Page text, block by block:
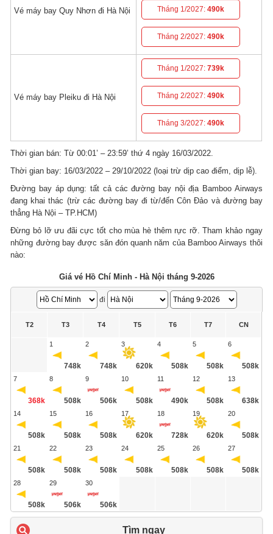
Vé máy bay Quy Nhơn đi Hà Nội Tháng 1/2027:490k
Tháng 2/2027:490k
Vé máy bay Pleiku đi Hà Nội
Tháng 1/2027:739k
Tháng 2/2027:490k
Tháng 3/2027:490k
Thời gian bán: Từ 00:01’ – 23:59’ thứ 4 ngày 16/03/2022.
Thời gian bay: 16/03/2022 – 29/10/2022 (loại trừ dịp cao điểm, dịp lễ).
Đường bay áp dụng: tất cả các đường bay nội địa Bamboo Airways
đang khai thác (trừ các đường bay đi từ/đến Côn Đảo và đường bay
thẳng Hà Nội – TP.HCM)
Đừng bỏ lỡ ưu đãi cực tốt cho mùa hè thêm rực rỡ. Tham khảo ngay
những đường bay được săn đón quanh năm của Bamboo Airways thôi
nào:
Giá vé Hồ Chí Minh - Hà Nội tháng 9-2026
đi
T2 T3 T4 T5 T6 T7 CN
1
748k
2
748k
3
620k
4
508k
5
508k
6
508k
7
368k
8
508k
9
506k
10
508k
11
490k
12
508k
13
638k
14
508k
15
508k
16
508k
17
620k
18
728k
19
620k
20
508k
21
508k
22
508k
23
508k
24
508k
25
508k
26
508k
27
508k
28
508k
29
506k
30
506k
Tìm ngay